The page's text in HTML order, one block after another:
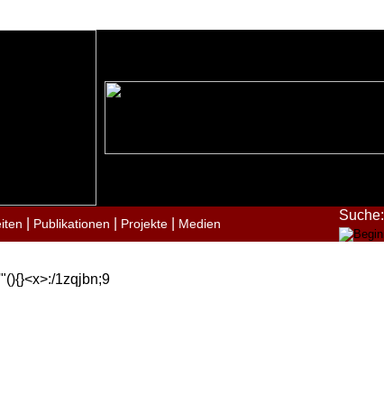
Publikationen Projekte Medien
Suche:
1zqjbn;9